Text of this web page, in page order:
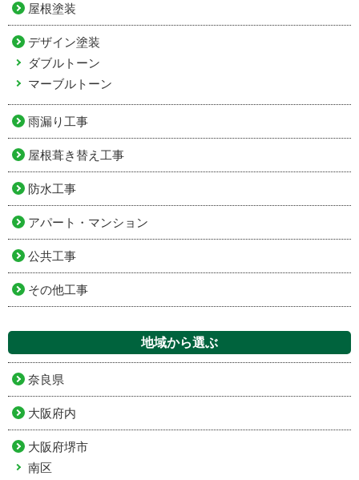
屋根塗装
デザイン塗装
ダブルトーン
マーブルトーン
雨漏り工事
屋根葺き替え工事
防水工事
アパート・マンション
公共工事
その他工事
地域から選ぶ
奈良県
大阪府内
大阪府堺市
南区